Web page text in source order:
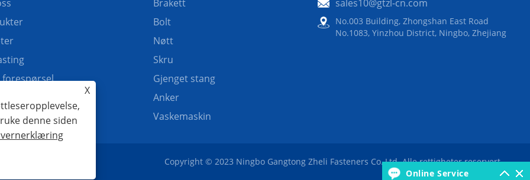
X
denne siden
forespørsel
Brakett
Bolt
Nøtt
Skru
Gjenget stang
Anker
Vaskemaskin
sales10@gtzl-cn.com
No.003 Building, Zhongshan East Road
No.1083, Yinzhou District, Ningbo, Zhejiang
Copyright © 2023 Ningbo Gangtong Zheli Fasteners Co.,Ltd. Alle rettigheter reservert
Online Service